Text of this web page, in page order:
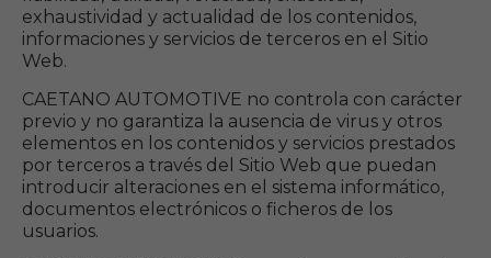
exhaustividad y actualidad de los contenidos,
informaciones y servicios de terceros en el Sitio
Web.
CAETANO AUTOMOTIVE no controla con carácter
previo y no garantiza la ausencia de virus y otros
elementos en los contenidos y servicios prestados
por terceros a través del Sitio Web que puedan
introducir alteraciones en el sistema informático,
documentos electrónicos o ficheros de los
usuarios.